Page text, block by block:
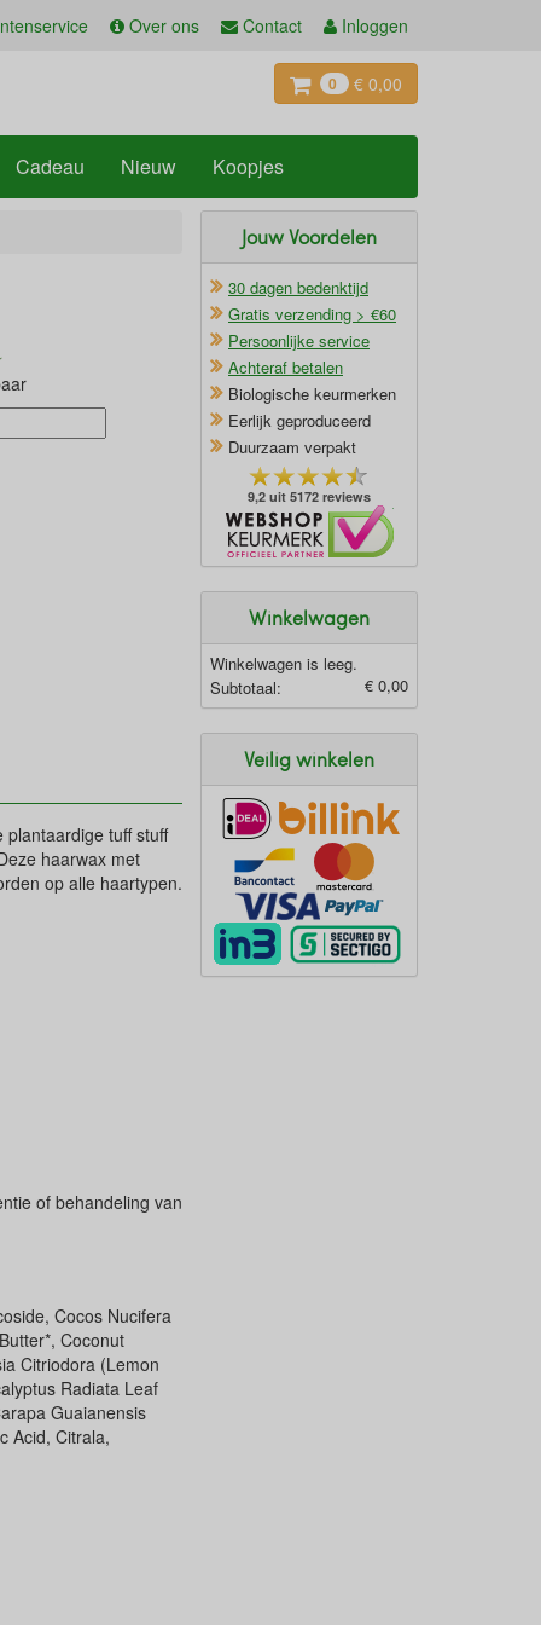
Over ons Contact Inloggen
0 € 0,00
Cadeau Nieuw Koopjes
tuff stuff
haarwax met
op alle haartypen.
of behandeling van
Cocos Nucifera
Coconut
Citriodora (Lemon
Radiata Leaf
Guaianensis
Acid, Citrala,
Jouw Voordelen
30 dagen bedenktijd
Gratis verzending > €60
Persoonlijke service
Achteraf betalen
Biologische keurmerken
Eerlijk geproduceerd
Duurzaam verpakt
9,2 uit 5172 reviews
Winkelwagen
Winkelwagen is leeg.
Subtotaal:
€ 0,00
Veilig winkelen